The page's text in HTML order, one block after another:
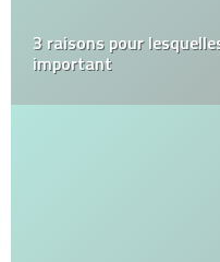
3 raisons pour
important